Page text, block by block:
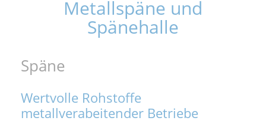
Metallspäne und
Spänehalle
Späne
Wertvolle Rohstoffe
metallverabeitender Betriebe